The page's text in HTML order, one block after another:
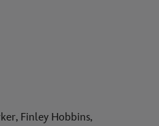
Finley Hobbins,